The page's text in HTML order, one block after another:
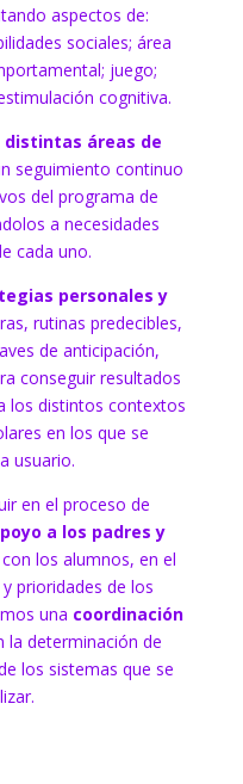
aspectos de:
sociales; área
juego;
cognitiva.
distintas áreas de
seguimiento continuo
del programa de
a necesidades
cada uno.
personales y
rutinas predecibles,
de anticipación,
conseguir resultados
los distintos contextos
en los que se
usuario.
en el proceso de
a los padres y
los alumnos, en el
prioridades de los
una coordinación
la determinación de
los sistemas que se